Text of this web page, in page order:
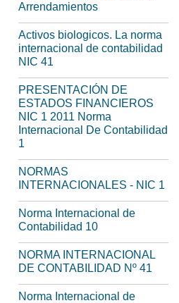
Arrendamientos
Activos biologicos. La norma
internacional de contabilidad
NIC 41
PRESENTACIÓN DE
ESTADOS FINANCIEROS
NIC 1 2011 Norma
Internacional De Contabilidad
1
NORMAS
INTERNACIONALES - NIC 1
Norma Internacional de
Contabilidad 10
NORMA INTERNACIONAL
DE CONTABILIDAD Nº 41
Norma Internacional de